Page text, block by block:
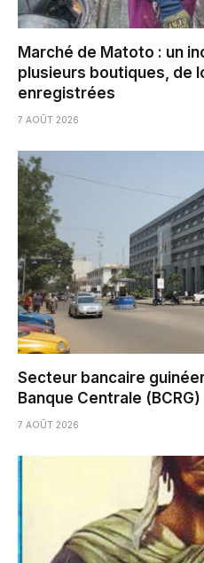
Marché de Matoto : un
plusieurs boutiques, de
enregistrées
7 AOÛT 2026
Secteur bancaire
Banque Centrale (BCRG)
7 AOÛT 2026